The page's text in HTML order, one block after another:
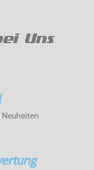
Uns
Neuheiten